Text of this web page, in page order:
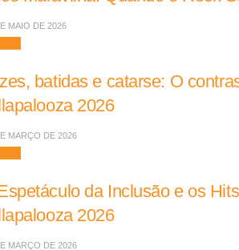
MAIO DE 2026
batidas e catarse: O
2026
MARÇO DE 2026
da Inclusão e os
2026
MARÇO DE 2026